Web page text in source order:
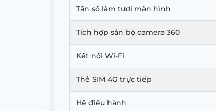
Tần số làm tươi màn hình
Tích hợp sẵn bộ camera 360
Kết nối Wi-Fi
Thẻ SIM 4G trực tiếp
Hệ điều hành